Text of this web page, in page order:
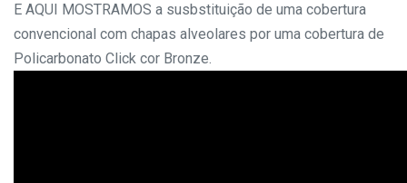
E AQUI MOSTRAMOS a susbstituição de uma cobertura
convencional com chapas alveolares por uma cobertura de
Policarbonato Click cor Bronze.